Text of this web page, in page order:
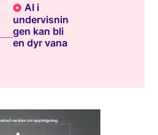
AI i
undervisnin
gen kan bli
en dyr vana